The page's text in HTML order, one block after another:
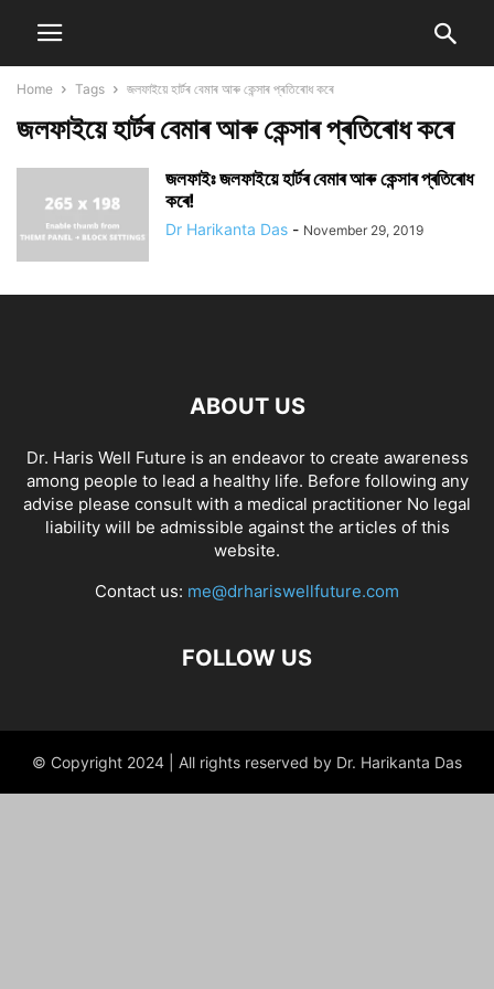
Home Tags জলফাইয়ে হাৰ্টৰ বেমাৰ আৰু কেন্সাৰ প্ৰতিৰোধ কৰে
জলফাইয়ে হাৰ্টৰ বেমাৰ আৰু কেন্সাৰ প্ৰতিৰোধ কৰে
জলফাইঃ জলফাইয়ে হাৰ্টৰ বেমাৰ আৰু কেন্সাৰ প্ৰতিৰোধ
কৰে!
Dr Harikanta Das - November 29, 2019
ABOUT US
Dr. Haris Well Future is an endeavor to create awareness
among people to lead a healthy life. Before following any
advise please consult with a medical practitioner No legal
liability will be admissible against the articles of this
website.
Contact us: me@drhariswellfuture.com
FOLLOW US
© Copyright 2024 | All rights reserved by Dr. Harikanta Das